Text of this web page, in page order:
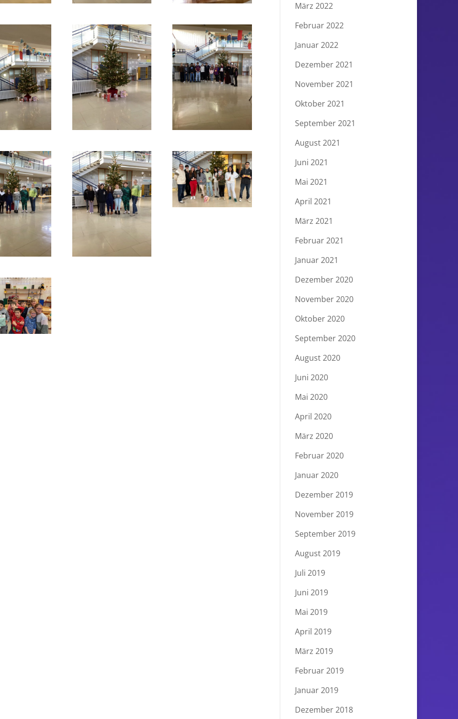
März 2022
Februar 2022
Januar 2022
Dezember 2021
November 2021
Oktober 2021
September 2021
August 2021
Juni 2021
Mai 2021
April 2021
März 2021
Februar 2021
Januar 2021
Dezember 2020
November 2020
Oktober 2020
September 2020
August 2020
Juni 2020
Mai 2020
April 2020
März 2020
Februar 2020
Januar 2020
Dezember 2019
November 2019
September 2019
August 2019
Juli 2019
Juni 2019
Mai 2019
April 2019
März 2019
Februar 2019
Januar 2019
Dezember 2018